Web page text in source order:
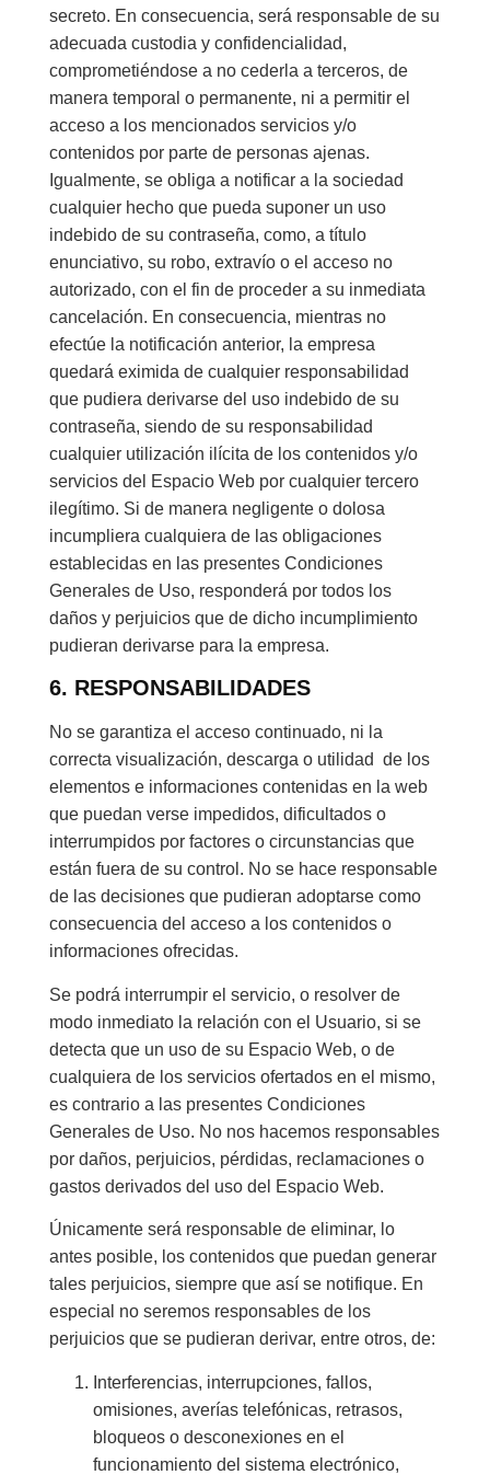
secreto. En consecuencia, será responsable de su
adecuada custodia y confidencialidad,
comprometiéndose a no cederla a terceros, de
manera temporal o permanente, ni a permitir el
acceso a los mencionados servicios y/o
contenidos por parte de personas ajenas.
Igualmente, se obliga a notificar a la sociedad
cualquier hecho que pueda suponer un uso
indebido de su contraseña, como, a título
enunciativo, su robo, extravío o el acceso no
autorizado, con el fin de proceder a su inmediata
cancelación. En consecuencia, mientras no
efectúe la notificación anterior, la empresa
quedará eximida de cualquier responsabilidad
que pudiera derivarse del uso indebido de su
contraseña, siendo de su responsabilidad
cualquier utilización ilícita de los contenidos y/o
servicios del Espacio Web por cualquier tercero
ilegítimo. Si de manera negligente o dolosa
incumpliera cualquiera de las obligaciones
establecidas en las presentes Condiciones
Generales de Uso, responderá por todos los
daños y perjuicios que de dicho incumplimiento
pudieran derivarse para la empresa.
6. RESPONSABILIDADES
No se garantiza el acceso continuado, ni la
correcta visualización, descarga o utilidad de los
elementos e informaciones contenidas en la web
que puedan verse impedidos, dificultados o
interrumpidos por factores o circunstancias que
están fuera de su control. No se hace responsable
de las decisiones que pudieran adoptarse como
consecuencia del acceso a los contenidos o
informaciones ofrecidas.
Se podrá interrumpir el servicio, o resolver de
modo inmediato la relación con el Usuario, si se
detecta que un uso de su Espacio Web, o de
cualquiera de los servicios ofertados en el mismo,
es contrario a las presentes Condiciones
Generales de Uso. No nos hacemos responsables
por daños, perjuicios, pérdidas, reclamaciones o
gastos derivados del uso del Espacio Web.
Únicamente será responsable de eliminar, lo
antes posible, los contenidos que puedan generar
tales perjuicios, siempre que así se notifique. En
especial no seremos responsables de los
perjuicios que se pudieran derivar, entre otros, de:
Interferencias, interrupciones, fallos,
omisiones, averías telefónicas, retrasos,
bloqueos o desconexiones en el
funcionamiento del sistema electrónico,